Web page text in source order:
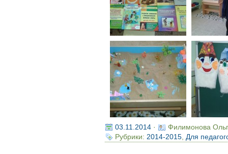
03.11.2014·
Филимонова
Рубрики: 2014-2015, Для